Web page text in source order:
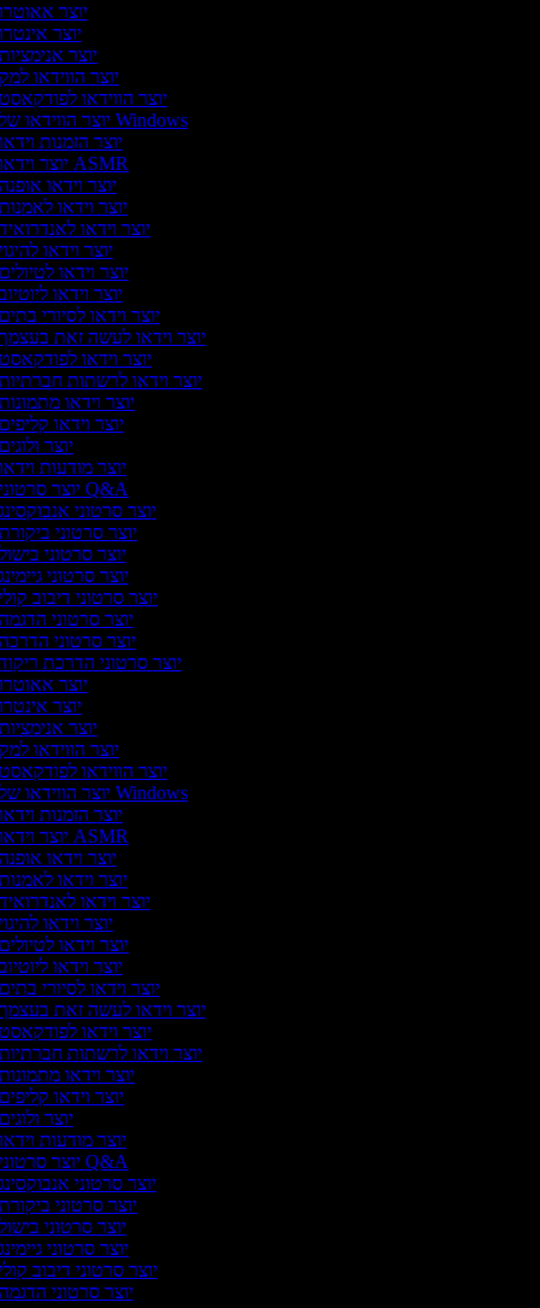
יוצר
יוצר
יוצר
יוצר הווידאו
יוצר הווידאו
יוצר הווידאו של Windows
יוצר הזמנות
יוצר וידאו ASMR
יוצר וידאו
יוצר וידאו
יוצר וידאו
יוצר וידאו
יוצר וידאו
יוצר וידאו
יוצר וידאו לסיורי
יוצר וידאו לעשה זאת
יוצר וידאו
יוצר וידאו לרשתות
יוצר וידאו
יוצר וידאו
יוצר
יוצר מודעות
יוצר סרטוני Q&A
יוצר סרטוני
יוצר סרטוני
יוצר סרטוני
יוצר סרטוני
יוצר סרטוני דיבוב
יוצר סרטוני
יוצר סרטוני
יוצר סרטוני הדרכת
יוצר
יוצר
יוצר
יוצר הווידאו
יוצר הווידאו
יוצר הווידאו של Windows
יוצר הזמנות
יוצר וידאו ASMR
יוצר וידאו
יוצר וידאו
יוצר וידאו
יוצר וידאו
יוצר וידאו
יוצר וידאו
יוצר וידאו לסיורי
יוצר וידאו לעשה זאת
יוצר וידאו
יוצר וידאו לרשתות
יוצר וידאו
יוצר וידאו
יוצר
יוצר מודעות
יוצר סרטוני Q&A
יוצר סרטוני
יוצר סרטוני
יוצר סרטוני
יוצר סרטוני
יוצר סרטוני דיבוב
יוצר סרטוני